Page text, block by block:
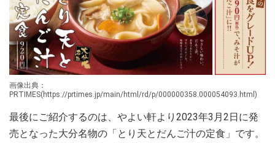
画像出典：
PRTIMES(https://prtimes.jp/main/html/rd/p/000000358.000054093.html)
最後にご紹介するのは、やよい軒より2023年3月2日に発
売となった大分名物の「とり天とだんご汁の定食」です。